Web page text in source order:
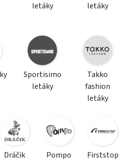
letáky
letáky
Sportisimo
letáky
Takko
fashion
letáky
Dráčik
Pompo
Firststop